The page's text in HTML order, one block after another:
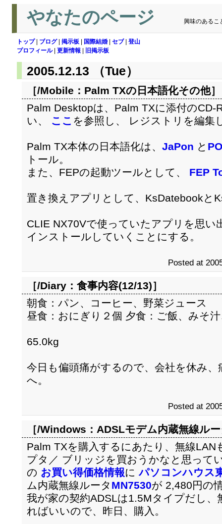
やなたのページ 興味のあるこ
トップ| ブログ| 掲示板 国際結婚 セブ| 登山
プロフィール| 更新情報 旧掲示板
2005.12.13 （Tue）
［/Mobile： Palm TXの日本語化その他］
Palm Desktopは、Palm TXに添付の
い、 ここ を参照し、 レジストリを編集
Palm TX本体の日本語化は、 JaPon と
トール。
また、FEPの起動ツールとして、 FEP
置き換えアプリとして、KsDatebookと
CLIE NX70Vで使っていたアプリを思
インストールしていくことにする。
Posted at
［/Diary： 食事内容(12/13)］
朝食：パン、コーヒー、野菜ジュース
昼食：おにぎり２個 夕食：ご飯、みそ
65.0kg
今日も偏頭痛がするので、会社を休み
へ。
Posted at
［/Windows： ADSLモデム内蔵無線ル
Palm TXを購入するにあたり、無線
プタ／ ブリッジを買おうかなと思って
の お買い得価格情報にパソコンハウス
ム内蔵無線ルータ MN7530が 2,480円の
我が家の契約ADSLは1.5Mタイプだし、
ればいいので、昨日、購入。